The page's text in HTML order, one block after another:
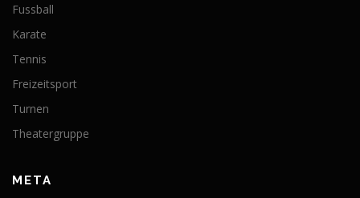
Fussball
Karate
Tennis
Freizeitsport
Turnen
Theatergruppe
META